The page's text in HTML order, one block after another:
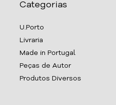
Categorias
U.Porto
Livraria
Made in Portugal
Peças de Autor
Produtos Diversos